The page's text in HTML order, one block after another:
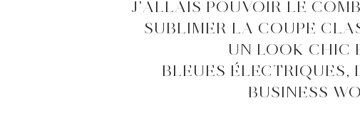
J’ALLAIS POUVOIR LE
SUBLIMER LA COUPE
UN LOOK CHIC
BLEUES
BUSINESS